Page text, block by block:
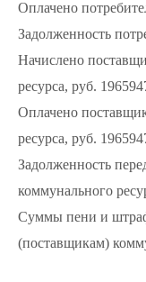
Оплачено
Задолженность
Начислено
ресурса, руб.
Оплачено
ресурса, руб.
Задолженность
коммунального
Суммы пени и
(поставщикам)